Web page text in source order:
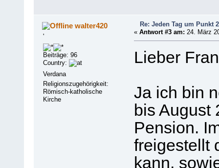
walter420
'
Beiträge: 96
Country:
Verdana
Religionszugehörigkeit:
Römisch-katholische
Kirche
Re: Jeden Tag um Punkt
« Antwort #3 am: 24. März
Lieber
Ja ich bin
bis August
Pension.
freigestellt
kann,